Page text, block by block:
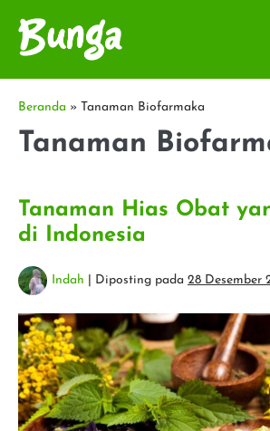
konten
Beranda » Tanaman Biofarmaka
Tanaman
Tanaman Hias Obat
di Indonesia
Indah Diposting pada 28 Desember
Tanaman
Hias
Obat
yang
Populer